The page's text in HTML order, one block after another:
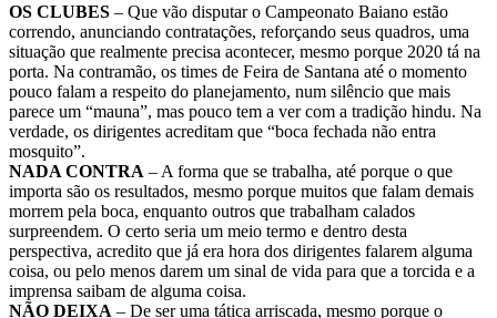
OS CLUBES – Que vão disputar o Campeonato Baiano estão
correndo, anunciando contratações, reforçando seus quadros, uma
situação que realmente precisa acontecer, mesmo porque 2020 tá na
porta. Na contramão, os times de Feira de Santana até o momento
pouco falam a respeito do planejamento, num silêncio que mais
parece um “mauna”, mas pouco tem a ver com a tradição hindu. Na
verdade, os dirigentes acreditam que “boca fechada não entra
mosquito”.
NADA CONTRA – A forma que se trabalha, até porque o que
importa são os resultados, mesmo porque muitos que falam demais
morrem pela boca, enquanto outros que trabalham calados
surpreendem. O certo seria um meio termo e dentro desta
perspectiva, acredito que já era hora dos dirigentes falarem alguma
coisa, ou pelo menos darem um sinal de vida para que a torcida e a
imprensa saibam de alguma coisa.
NÃO DEIXA – De ser uma tática arriscada, mesmo porque o